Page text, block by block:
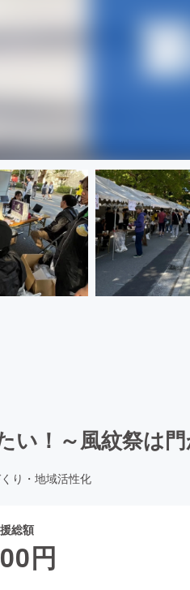
い！～風紋祭は
り・地域活性化
総額
円